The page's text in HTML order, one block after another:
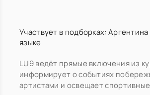
Участвует в подборках: Аргентина
языке
LU9 ведёт прямые включения из
информирует о событиях
артистами и освещает